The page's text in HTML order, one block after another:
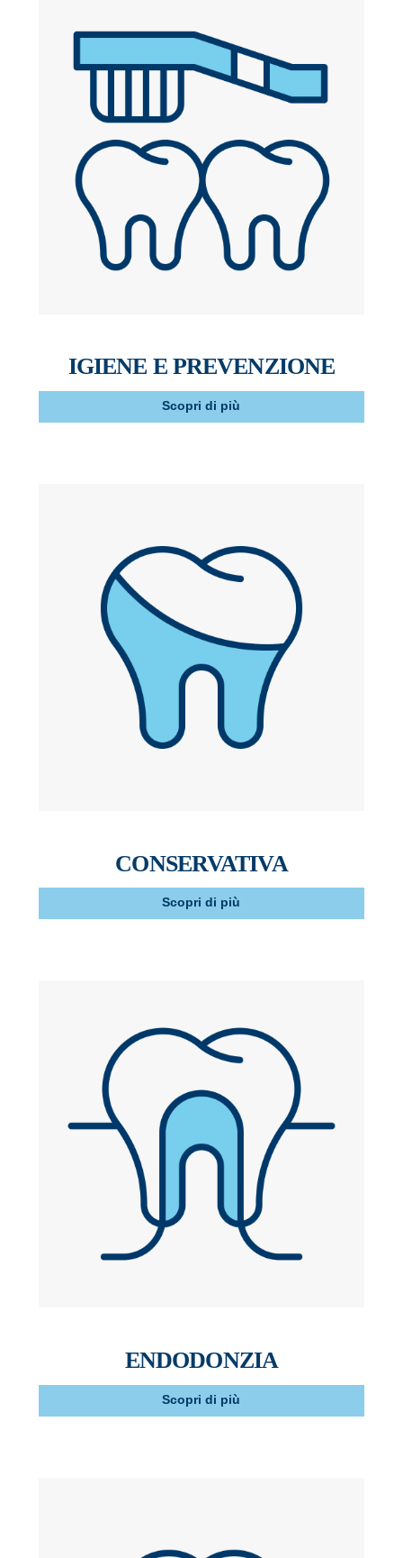
IGIENE E PREVENZIONE
Scopri di più
CONSERVATIVA
Scopri di più
ENDODONZIA
Scopri di più